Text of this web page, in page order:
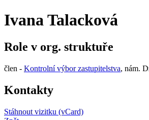
Ivana Talacková
Role v org. struktuře
člen - Kontrolní výbor zastupitelstva, nám.
Kontakty
Stáhnout vizitku (vCard)